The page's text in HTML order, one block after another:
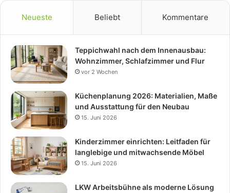
Neueste Beliebt Kommentare
Teppichwahl nach dem Innenausbau:
Wohnzimmer, Schlafzimmer und Flur
vor 2 Wochen
Küchenplanung 2026: Materialien, Maße
und Ausstattung für den Neubau
15. Juni 2026
Kinderzimmer einrichten: Leitfaden für
langlebige und mitwachsende Möbel
15. Juni 2026
LKW Arbeitsbühne als moderne Lösung